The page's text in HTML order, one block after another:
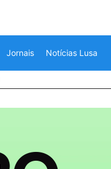
Jornais Notícias Lusa